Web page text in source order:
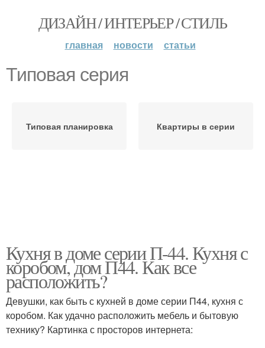
ДИЗАЙН / ИНТЕРЬЕР / СТИЛЬ
главная новости статьи
Типовая серия
Типовая планировка Квартиры в серии
Кухня в доме серии П-44. Кухня с
коробом, дом П44. Как все
расположить?
Девушки, как быть с кухней в доме серии П44, кухня с
коробом. Как удачно расположить мебель и бытовую
технику? Картинка с просторов интернета: